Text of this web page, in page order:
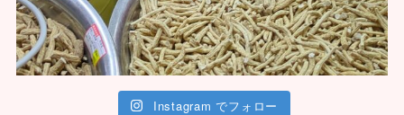
Instagram でフォロー